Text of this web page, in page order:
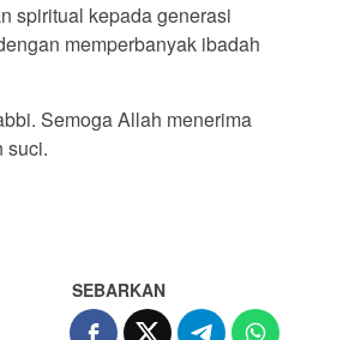
spiritual kepada generasi
memperbanyak ibadah
Semoga Allah menerima
suci.
SEBARKAN